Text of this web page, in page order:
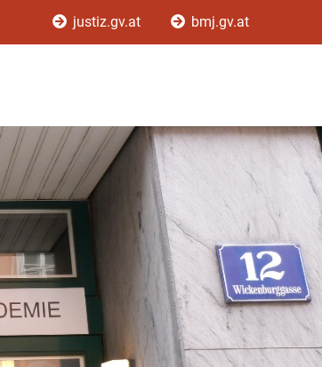
justiz.gv.at bmj.gv.at